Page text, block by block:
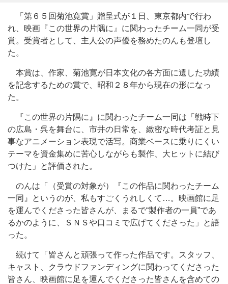
「第６５回菊池寛賞」贈呈式が１日、東京都内で行わ
れ、映画『この世界の片隅に』に関わったチーム一同が受
賞。受賞者として、主人公の声優を務めたのんも登壇し
た。
本賞は、作家、菊池寛が日本文化の各方面に遺した功績
を記念するための賞で、昭和２８年から現在の形になっ
た。
『この世界の片隅に』に関わったチーム一同は「戦時下
の広島・呉を舞台に、市井の日常を、緻密な時代考証と見
事なアニメーション表現で活写。商業ベースに乗りにくい
テーマを資金集めに苦心しながらも製作、大ヒットに結び
つけた」と評価された。
のんは「（受賞の対象が）『この作品に関わったチーム
一同』というのが、私もすごくうれしくて…。映画館に足
を運んでくださった皆さんが、まるで“製作者の一員”であ
るかのように、ＳＮＳや口コミで広げてくださった」と語
った。
続けて「皆さんと頑張って作った作品です。スタッフ、
キャスト、クラウドファンディングに関わってくださった
皆さん、映画館に足を運んでくださった皆さんを含めての